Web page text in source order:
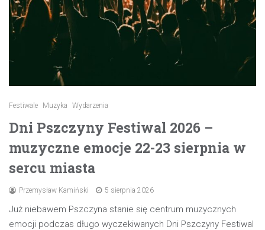
Festiwale Muzyka Wydarzenia
Dni Pszczyny Festiwal 2026 –
muzyczne emocje 22-23 sierpnia w
sercu miasta
Przemysław Kamiński 5 sierpnia 2026
Już niebawem Pszczyna stanie się centrum muzycznych
emocji podczas długo wyczekiwanych Dni Pszczyny Festiwal